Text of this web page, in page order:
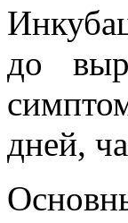
до
дней,